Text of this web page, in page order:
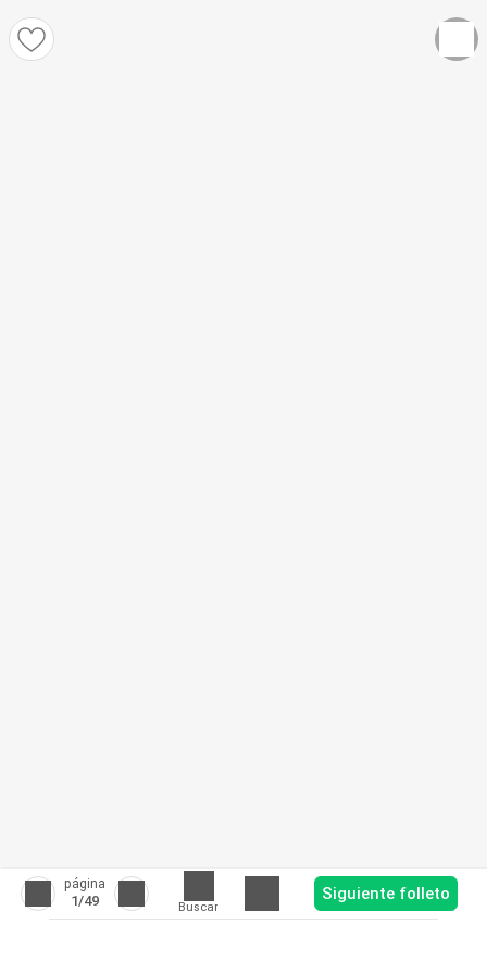
página
1/49 Buscar
Siguiente folleto